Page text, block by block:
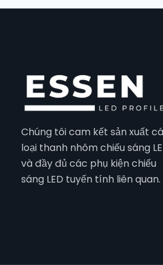
Chúng tôi cam kết sản xuất
loại thanh nhôm chiếu sáng
và đầy đủ các phụ kiện chiếu
sáng LED tuyến tính liên quan.